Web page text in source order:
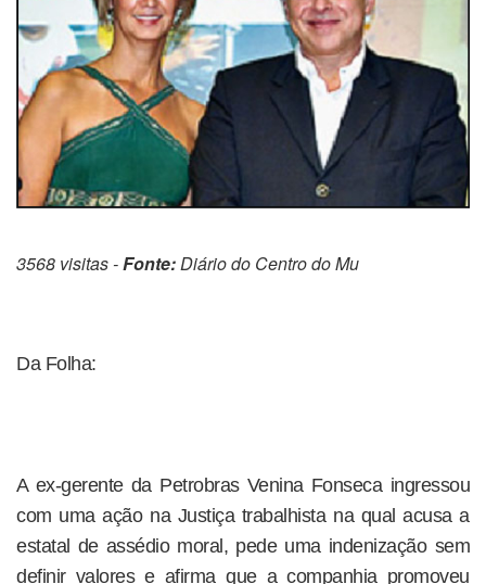
3568 visitas -Fonte:Diário do Centro do Mu
Da Folha:
A ex-gerente da Petrobras Venina Fonseca ingressou
com uma ação na Justiça trabalhista na qual acusa a
estatal de assédio moral, pede uma indenização sem
definir valores e afirma que a companhia promoveu